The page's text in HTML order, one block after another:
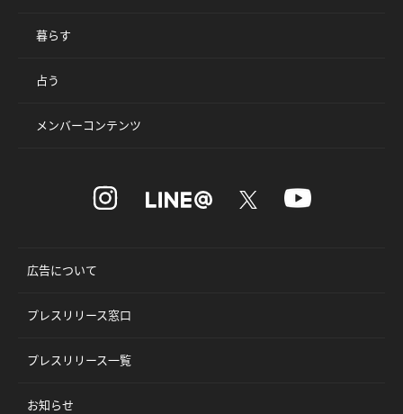
暮らす
占う
メンバーコンテンツ
広告について
プレスリリース窓口
プレスリリース一覧
お知らせ